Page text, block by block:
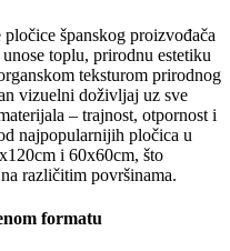
španskog proizvođača
toplu, prirodnu estetiku
teksturom prirodnog
vizuelni doživljaj uz sve
– trajnost, otpornost i
najpopularnijih pločica u
i 60x60cm, što
različitim površinama.
formatu